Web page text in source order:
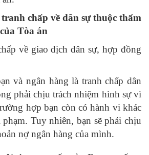
chấp về dân sự thuộc thẩm
Tòa án
về giao dịch dân sự, hợp đồng
và ngân hàng là tranh chấp dân
phải chịu trách nhiệm hình sự vì
hợp bạn còn có hành vi khác
Tuy nhiên, bạn sẽ phải chịu
nợ ngân hàng của mình.